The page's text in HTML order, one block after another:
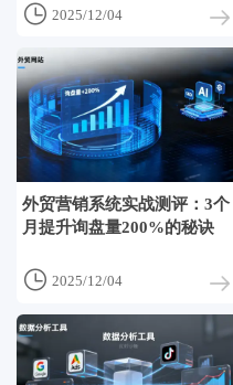
 2025/12/04
外贸营销系统实战测评：3个
月提升询盘量200%的秘诀
 2025/12/04